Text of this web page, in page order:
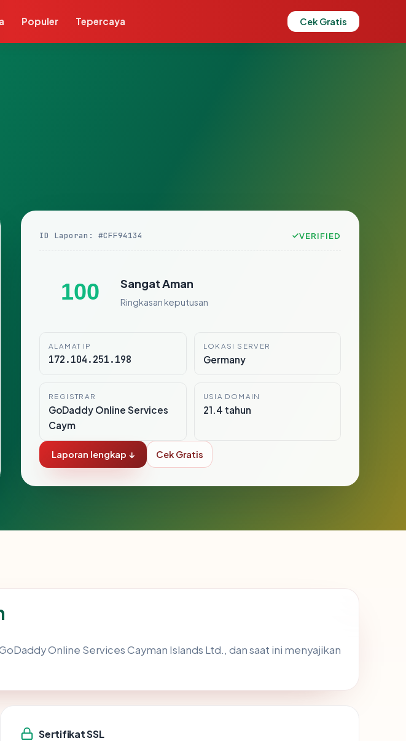
Populer Tepercaya Cek Gratis
ID Laporan: #CFF94134 VERIFIED
100 Sangat Aman
Ringkasan keputusan
ALAMAT IP
172.104.251.198
LOKASI SERVER
Germany
REGISTRAR
GoDaddy Online Services
Caym
USIA DOMAIN
21.4 tahun
Laporan lengkap ↓ Cek Gratis
Online Services Cayman Islands Ltd., dan saat ini menyajikan
Sertifikat SSL